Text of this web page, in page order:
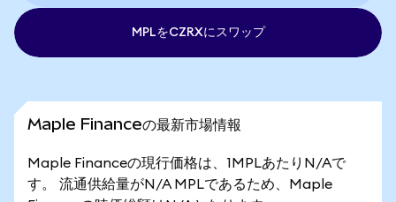
MPLをCZRXにスワップ
Maple Financeの最新市場情報
Maple Financeの現行価格は、1MPLあたりN/Aで
す。 流通供給量がN/A MPLであるため、Maple